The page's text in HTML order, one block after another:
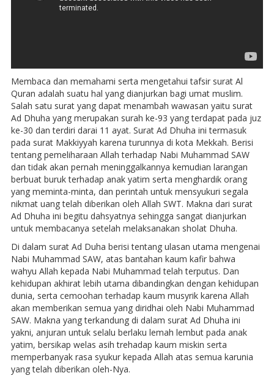
Membaca dan memahami serta mengetahui tafsir surat Al
Quran adalah suatu hal yang dianjurkan bagi umat muslim.
Salah satu surat yang dapat menambah wawasan yaitu surat
Ad Dhuha yang merupakan surah ke-93 yang terdapat pada juz
ke-30 dan terdiri darai 11 ayat. Surat Ad Dhuha ini termasuk
pada surat Makkiyyah karena turunnya di kota Mekkah. Berisi
tentang pemeliharaan Allah terhadap Nabi Muhammad SAW
dan tidak akan pernah meninggalkannya kemudian larangan
berbuat buruk terhadap anak yatim serta menghardik orang
yang meminta-minta, dan perintah untuk mensyukuri segala
nikmat uang telah diberikan oleh Allah SWT. Makna dari surat
Ad Dhuha ini begitu dahsyatnya sehingga sangat dianjurkan
untuk membacanya setelah melaksanakan sholat Dhuha.
Di dalam surat Ad Duha berisi tentang ulasan utama mengenai
Nabi Muhammad SAW, atas bantahan kaum kafir bahwa
wahyu Allah kepada Nabi Muhammad telah terputus. Dan
kehidupan akhirat lebih utama dibandingkan dengan kehidupan
dunia, serta cemoohan terhadap kaum musyrik karena Allah
akan memberikan semua yang diridhai oleh Nabi Muhammad
SAW. Makna yang terkandung di dalam surat Ad Dhuha ini
yakni, anjuran untuk selalu berlaku lemah lembut pada anak
yatim, bersikap welas asih trehadap kaum miskin serta
memperbanyak rasa syukur kepada Allah atas semua karunia
yang telah diberikan oleh-Nya.